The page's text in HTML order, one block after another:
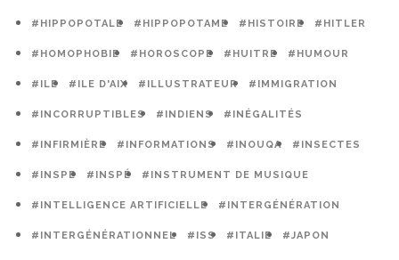
#HIPPOPOTALE #HIPPOPOTAME #HISTOIRE #HITLER
#HOMOPHOBIE #HOROSCOPE #HUITRE #HUMOUR
#ILE #ILE D'AIX #ILLUSTRATEUR #IMMIGRATION
#INCORRUPTIBLES #INDIENS #INÉGALITÉS
#INFIRMIÈRE #INFORMATIONS #INOUQA #INSECTES
#INSPE #INSPÉ #INSTRUMENT DE MUSIQUE
#INTELLIGENCE ARTIFICIELLE #INTERGÉNÉRATION
#INTERGÉNÉRATIONNEL #ISS #ITALIE #JAPON